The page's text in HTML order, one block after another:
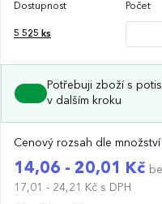
Dostupnost Počet
5 525 ks
Potřebuji zboží s
v dalším kroku
Cenový rozsah dle množství
14,06 - 20,01 Kč
17,01 - 24,21 Kč s DPH